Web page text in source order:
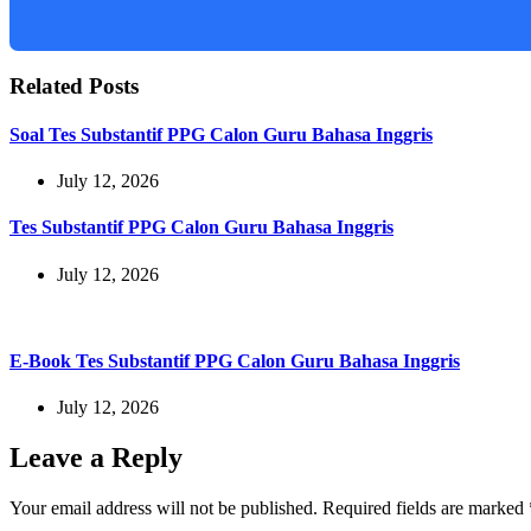
Related Posts
Soal Tes Substantif PPG Calon Guru Bahasa Inggris
July 12, 2026
Tes Substantif PPG Calon Guru Bahasa Inggris
July 12, 2026
E-Book Tes Substantif PPG Calon Guru Bahasa Inggris
July 12, 2026
Leave a Reply
Your email address will not be published. Required fields are marked